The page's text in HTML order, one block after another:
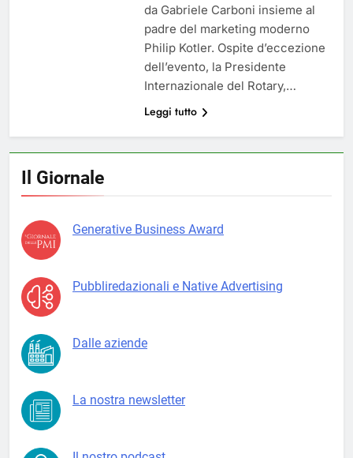
da Gabriele Carboni insieme al
padre del marketing moderno
Philip Kotler. Ospite d’eccezione
dell’evento, la Presidente
Internazionale del Rotary,…
Leggi tutto
Il Giornale
Generative Business Award
Pubbliredazionali e Native Advertising
Dalle aziende
La nostra newsletter